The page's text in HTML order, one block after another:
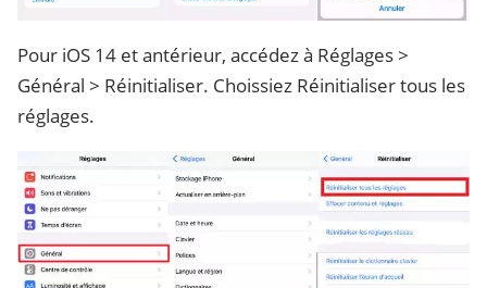
Pour iOS 14 et antérieur, accédez à Réglages >
Général > Réinitialiser. Choissiez Réinitialiser tous les
réglages.